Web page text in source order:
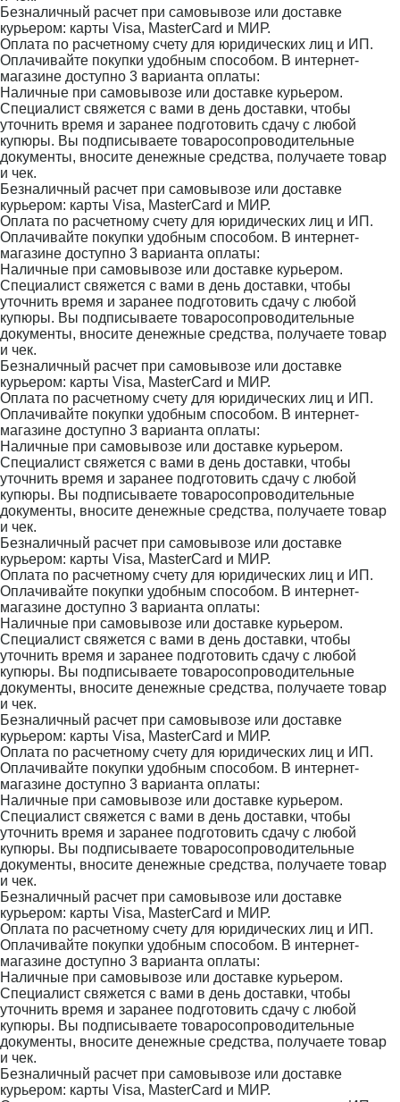
Безналичный расчет при самовывозе или доставке
курьером: карты Visa, MasterCard и МИР.
Оплата по расчетному счету для юридических лиц и ИП.
Оплачивайте покупки удобным способом. В интернет-
магазине доступно 3 варианта оплаты:
Наличные при самовывозе или доставке курьером.
Специалист свяжется с вами в день доставки, чтобы
уточнить время и заранее подготовить сдачу с любой
купюры. Вы подписываете товаросопроводительные
документы, вносите денежные средства, получаете товар
и чек.
Безналичный расчет при самовывозе или доставке
курьером: карты Visa, MasterCard и МИР.
Оплата по расчетному счету для юридических лиц и ИП.
Оплачивайте покупки удобным способом. В интернет-
магазине доступно 3 варианта оплаты:
Наличные при самовывозе или доставке курьером.
Специалист свяжется с вами в день доставки, чтобы
уточнить время и заранее подготовить сдачу с любой
купюры. Вы подписываете товаросопроводительные
документы, вносите денежные средства, получаете товар
и чек.
Безналичный расчет при самовывозе или доставке
курьером: карты Visa, MasterCard и МИР.
Оплата по расчетному счету для юридических лиц и ИП.
Оплачивайте покупки удобным способом. В интернет-
магазине доступно 3 варианта оплаты:
Наличные при самовывозе или доставке курьером.
Специалист свяжется с вами в день доставки, чтобы
уточнить время и заранее подготовить сдачу с любой
купюры. Вы подписываете товаросопроводительные
документы, вносите денежные средства, получаете товар
и чек.
Безналичный расчет при самовывозе или доставке
курьером: карты Visa, MasterCard и МИР.
Оплата по расчетному счету для юридических лиц и ИП.
Оплачивайте покупки удобным способом. В интернет-
магазине доступно 3 варианта оплаты:
Наличные при самовывозе или доставке курьером.
Специалист свяжется с вами в день доставки, чтобы
уточнить время и заранее подготовить сдачу с любой
купюры. Вы подписываете товаросопроводительные
документы, вносите денежные средства, получаете товар
и чек.
Безналичный расчет при самовывозе или доставке
курьером: карты Visa, MasterCard и МИР.
Оплата по расчетному счету для юридических лиц и ИП.
Оплачивайте покупки удобным способом. В интернет-
магазине доступно 3 варианта оплаты:
Наличные при самовывозе или доставке курьером.
Специалист свяжется с вами в день доставки, чтобы
уточнить время и заранее подготовить сдачу с любой
купюры. Вы подписываете товаросопроводительные
документы, вносите денежные средства, получаете товар
и чек.
Безналичный расчет при самовывозе или доставке
курьером: карты Visa, MasterCard и МИР.
Оплата по расчетному счету для юридических лиц и ИП.
Оплачивайте покупки удобным способом. В интернет-
магазине доступно 3 варианта оплаты:
Наличные при самовывозе или доставке курьером.
Специалист свяжется с вами в день доставки, чтобы
уточнить время и заранее подготовить сдачу с любой
купюры. Вы подписываете товаросопроводительные
документы, вносите денежные средства, получаете товар
и чек.
Безналичный расчет при самовывозе или доставке
курьером: карты Visa, MasterCard и МИР.